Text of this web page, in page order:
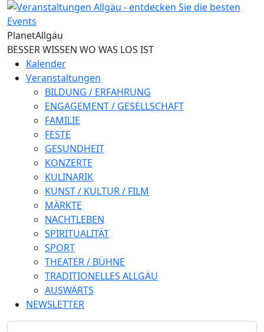
Direkt zum Inhalt
PlanetAllgäu
BESSER WISSEN WO WAS LOS IST
Kalender
Veranstaltungen
BILDUNG / ERFAHRUNG
ENGAGEMENT / GESELLSCHAFT
FAMILIE
FESTE
GESUNDHEIT
KONZERTE
KULINARIK
KUNST / KULTUR / FILM
MÄRKTE
NACHTLEBEN
SPIRITUALITÄT
SPORT
THEATER / BÜHNE
TRADITIONELLES ALLGÄU
AUSWÄRTS
NEWSLETTER